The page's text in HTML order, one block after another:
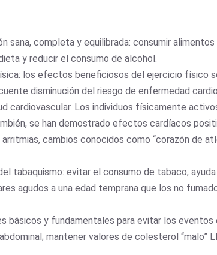
sana, completa y equilibrada: consumir
y reducir el consumo de alcohol.
los efectos beneficiosos del ejercicio físico
disminución del riesgo de enfermedad
cardiovascular. Los individuos físicamente
se han demostrado efectos cardíacos
cambios conocidos como “corazón de
tabaquismo: evitar el consumo de tabaco,
agudos a una edad temprana que los no
básicos y fundamentales para evitar los
mantener valores de colesterol “malo”